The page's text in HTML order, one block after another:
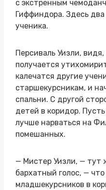
с экстренным
Гиффиндора. Здесь
ученика.
Персиваль Уизли,
получается
калечатся другие
старшекурсникам, и
спальни. С другой
детей в коридор.
лучше нарваться на
помешанных.
— Мистер Уизли, — тут
бархатный голос, —
младшекурсников в